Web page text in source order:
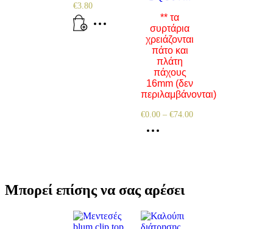
€3.80
** τα
συρτάρια
χρειάζονται
πάτο και
πλάτη
πάχους
16mm (δεν
περιλαμβάνονται)
€0.00 –€74.00
Μπορεί επίσης να σας αρέσει